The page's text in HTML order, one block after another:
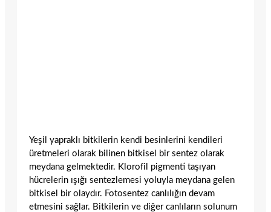
Yeşil yapraklı bitkilerin kendi besinlerini kendileri
üretmeleri olarak bilinen bitkisel bir sentez olarak
meydana gelmektedir. Klorofil pigmenti taşıyan
hücrelerin ışığı sentezlemesi yoluyla meydana gelen
bitkisel bir olaydır. Fotosentez canlılığın devam
etmesini sağlar. Bitkilerin ve diğer canlıların solunum